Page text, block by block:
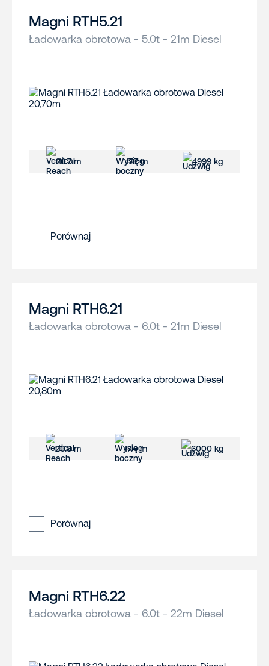
Magni RTH5.21
Ładowarka obrotowa - 5.0t - 21m Diesel
20.7 m 17.7 m 4999 kg
Porównaj
Magni RTH6.21
Ładowarka obrotowa - 6.0t - 21m Diesel
20.8 m 17.4 m 6000 kg
Porównaj
Magni RTH6.22
Ładowarka obrotowa - 6.0t - 22m Diesel